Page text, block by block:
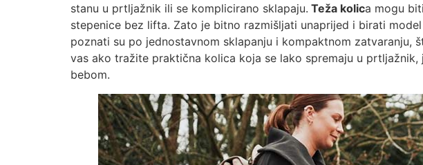
stanu u prtljažnik ili se komplicirano sklapaju. Teža kolica mogu
stepenice bez lifta. Zato je bitno razmišljati unaprijed i birati
poznati su po jednostavnom sklapanju i kompaktnom
vas ako tražite praktična kolica koja se lako spremaju u
bebom.